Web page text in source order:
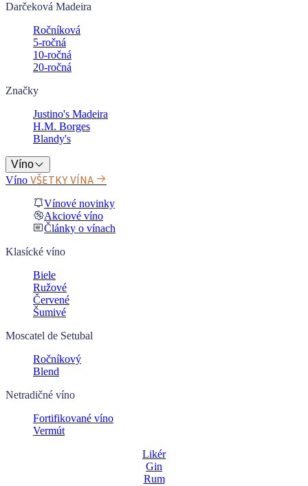
Darčeková Madeira
Ročníková
5-ročná
10-ročná
20-ročná
Značky
Justino's Madeira
H.M. Borges
Blandy's
Víno
Víno VŠETKY VÍNA
Vínové novinky
Akciové víno
Články o vínach
Klasícké víno
Biele
Ružové
Červené
Šumivé
Moscatel de Setubal
Ročníkový
Blend
Netradičné víno
Fortifikované víno
Vermút
Likér
Gin
Rum